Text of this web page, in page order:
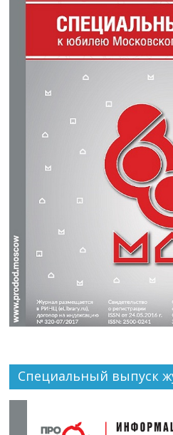
Специальный выпуск